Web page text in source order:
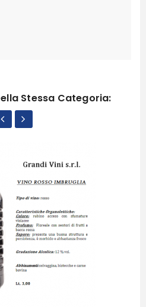
Stessa Categoria: